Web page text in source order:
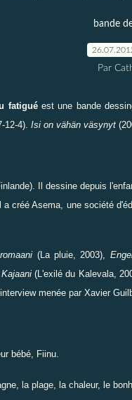
bande
Par
fatiguéest une bande
12-4). Isi on vähän väsynyt
Il dessine depuis
créé Asema, une société
(La pluie, 2003),
Kajaani (L'exilé du Kalevala,
menée par Xavier
bébé, Fiinu.
la plage, la chaleur, le